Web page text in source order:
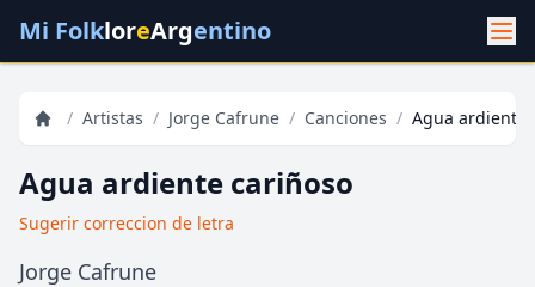
Mi FolkloreArgentino
/ Artistas / Jorge Cafrune / Canciones / Agua ardiente
Agua ardiente cariñoso
Sugerir correccion de letra
Jorge Cafrune